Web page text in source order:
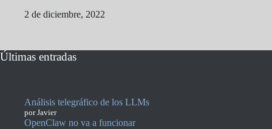
2 de diciembre, 2022
Últimas entradas
Análisis telegráfico de los LLMs
por Javier
OpenClaw no va a funcionar